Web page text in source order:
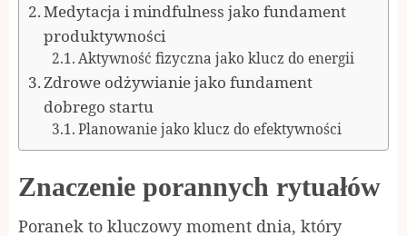
Medytacja i mindfulness jako fundament
produktywności
Aktywność fizyczna jako klucz do energii
Zdrowe odżywianie jako fundament
dobrego startu
Planowanie jako klucz do efektywności
Znaczenie porannych rytuałów
Poranek to kluczowy moment dnia, który